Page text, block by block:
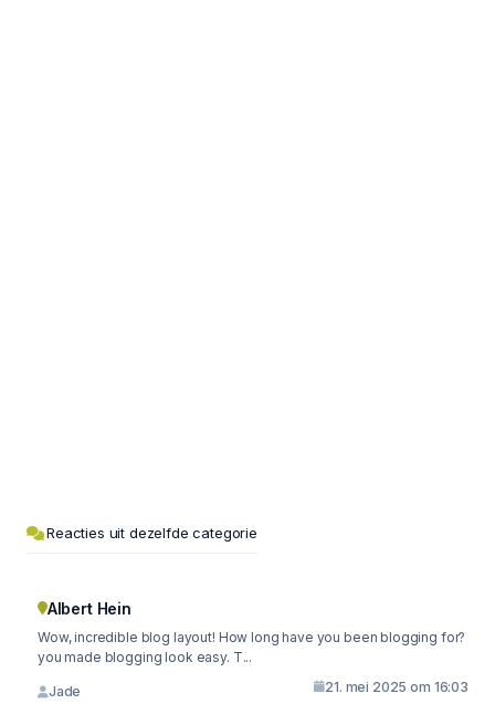
Reacties uit dezelfde categorie
Albert Hein
Wow, incredible blog layout! How long have you been blogging for?
you made blogging look easy. T...
Jade 21. mei 2025 om 16:03